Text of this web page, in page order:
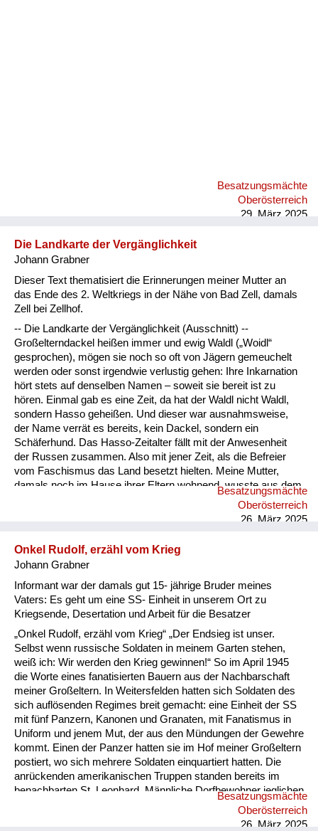
Besatzungsmächte
Oberösterreich
29. März 2025
Die Landkarte der Vergänglichkeit
Johann Grabner
Dieser Text thematisiert die Erinnerungen meiner Mutter an
das Ende des 2. Weltkriegs in der Nähe von Bad Zell, damals
Zell bei Zellhof.
-- Die Landkarte der Vergänglichkeit (Ausschnitt) --
Großelterndackel heißen immer und ewig Waldl („Woidl“
gesprochen), mögen sie noch so oft von Jägern gemeuchelt
werden oder sonst irgendwie verlustig gehen: Ihre Inkarnation
hört stets auf denselben Namen – soweit sie bereit ist zu
hören. Einmal gab es eine Zeit, da hat der Waldl nicht Waldl,
sondern Hasso geheißen. Und dieser war ausnahmsweise,
der Name verrät es bereits, kein Dackel, sondern ein
Schäferhund. Das Hasso-Zeitalter fällt mit der Anwesenheit
der Russen zusammen. Also mit jener Zeit, als die Befreier
vom Faschismus das Land besetzt hielten. Meine Mutter,
damals noch im Hause ihrer Eltern wohnend, wusste aus dem
Hasso-Zeitalter beiläufig das zu berichten: Eines Tages fuhr
ein Lastwagen mit Russen vor ihrem Hofe vor, hielt an, und die
Meiner Großmutter gegenüber vorgebend, das Haus nach
Bildern des schnauzbärtigen Gröfaz (=größter Feldherr aller
Zeite...
Besatzungsmächte
Oberösterreich
26. März 2025
Onkel Rudolf, erzähl vom Krieg
Johann Grabner
Informant war der damals gut 15- jährige Bruder meines
Vaters: Es geht um eine SS- Einheit in unserem Ort zu
Kriegsende, Desertation und Arbeit für die Besatzer
„Onkel Rudolf, erzähl vom Krieg“ „Der Endsieg ist unser.
Selbst wenn russische Soldaten in meinem Garten stehen,
weiß ich: Wir werden den Krieg gewinnen!“ So im April 1945
die Worte eines fanatisierten Bauern aus der Nachbarschaft
meiner Großeltern. In Weitersfelden hatten sich Soldaten des
sich auflösenden Regimes breit gemacht: eine Einheit der SS
mit fünf Panzern, Kanonen und Granaten, mit Fanatismus in
Uniform und jenem Mut, der aus den Mündungen der Gewehre
kommt. Einen der Panzer hatten sie im Hof meiner Großeltern
postiert, wo sich mehrere Soldaten einquartiert hatten. Die
anrückenden amerikanischen Truppen standen bereits im
benachbarten St. Leonhard. Männliche Dorfbewohner jeglichen
Alters hatten an der Aist sogenannte Panzergräben
auszuheben. Auf der Brücke wurden als Hindernis für die
Besatzungsmächte
Oberösterreich
26. März 2025